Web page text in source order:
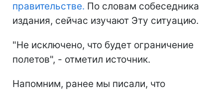
правительстве. По словам собеседника
издания, сейчас изучают Эту ситуацию.
"Не исключено, что будет ограничение
полетов", - отметил источник.
Напомним, ранее мы писали, что